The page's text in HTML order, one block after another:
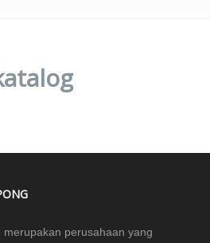
merupakan perusahaan yang